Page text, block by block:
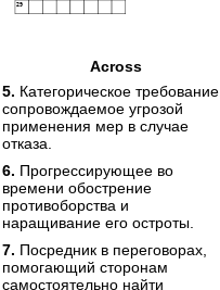
29
Across
5. Категорическое требование,
сопровождаемое угрозой
применения мер в случае
отказа.
6. Прогрессирующее во
времени обострение
противоборства и
наращивание его остроты.
7. Посредник в переговорах,
помогающий сторонам
самостоятельно найти